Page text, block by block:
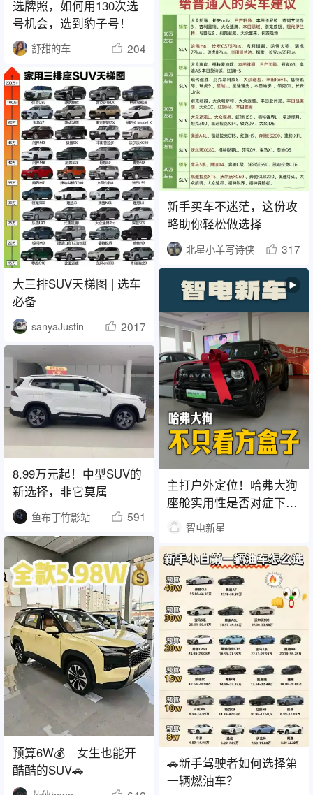
选牌照，如何用130次选
号机会，选到豹子号！
舒甜的车 204
新手买车不迷茫，这份攻
略助你轻松做选择
北星小羊写诗侠 317
大三排SUV天梯图 | 选车
必备
sanyaJustin 2017
主打户外定位！哈弗大狗
座舱实用性是否对症下
药？智电新星
8.99万元起！中型SUV的
新选择，非它莫属
鱼布丁竹影站 591
预算6W💰｜女生也能开
酷酷的SUV🚗
🚗新手驾驶者如何选择第
一辆燃油车？